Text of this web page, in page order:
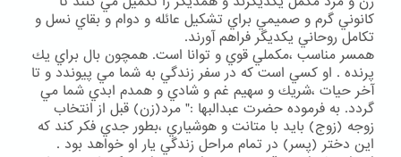
كانوني گرم و صميمي براي تشكيل عائله و دوام و بقاي نسل و
تكامل روحاني يكديگر فراهم آورند.
همسر مناسب ،مكملي قوي و توانا است. همچون بال براي يك
پرنده . او كسي است كه در سفر زندگي به شما مي پيوندد و تا
آخر حيات ،شريك و سهيم غم و شادي و همدم ابدي شما مي
گردد. به فرموده حضرت عبدالبها :" مرد(زن) قبل از انتخاب
زوجه (زوج) بايد با متانت و هوشياري ،بطور جدي فكر كند كه
اين دختر (پسر) در تمام مراحل زندگي يار او خواهد بود .